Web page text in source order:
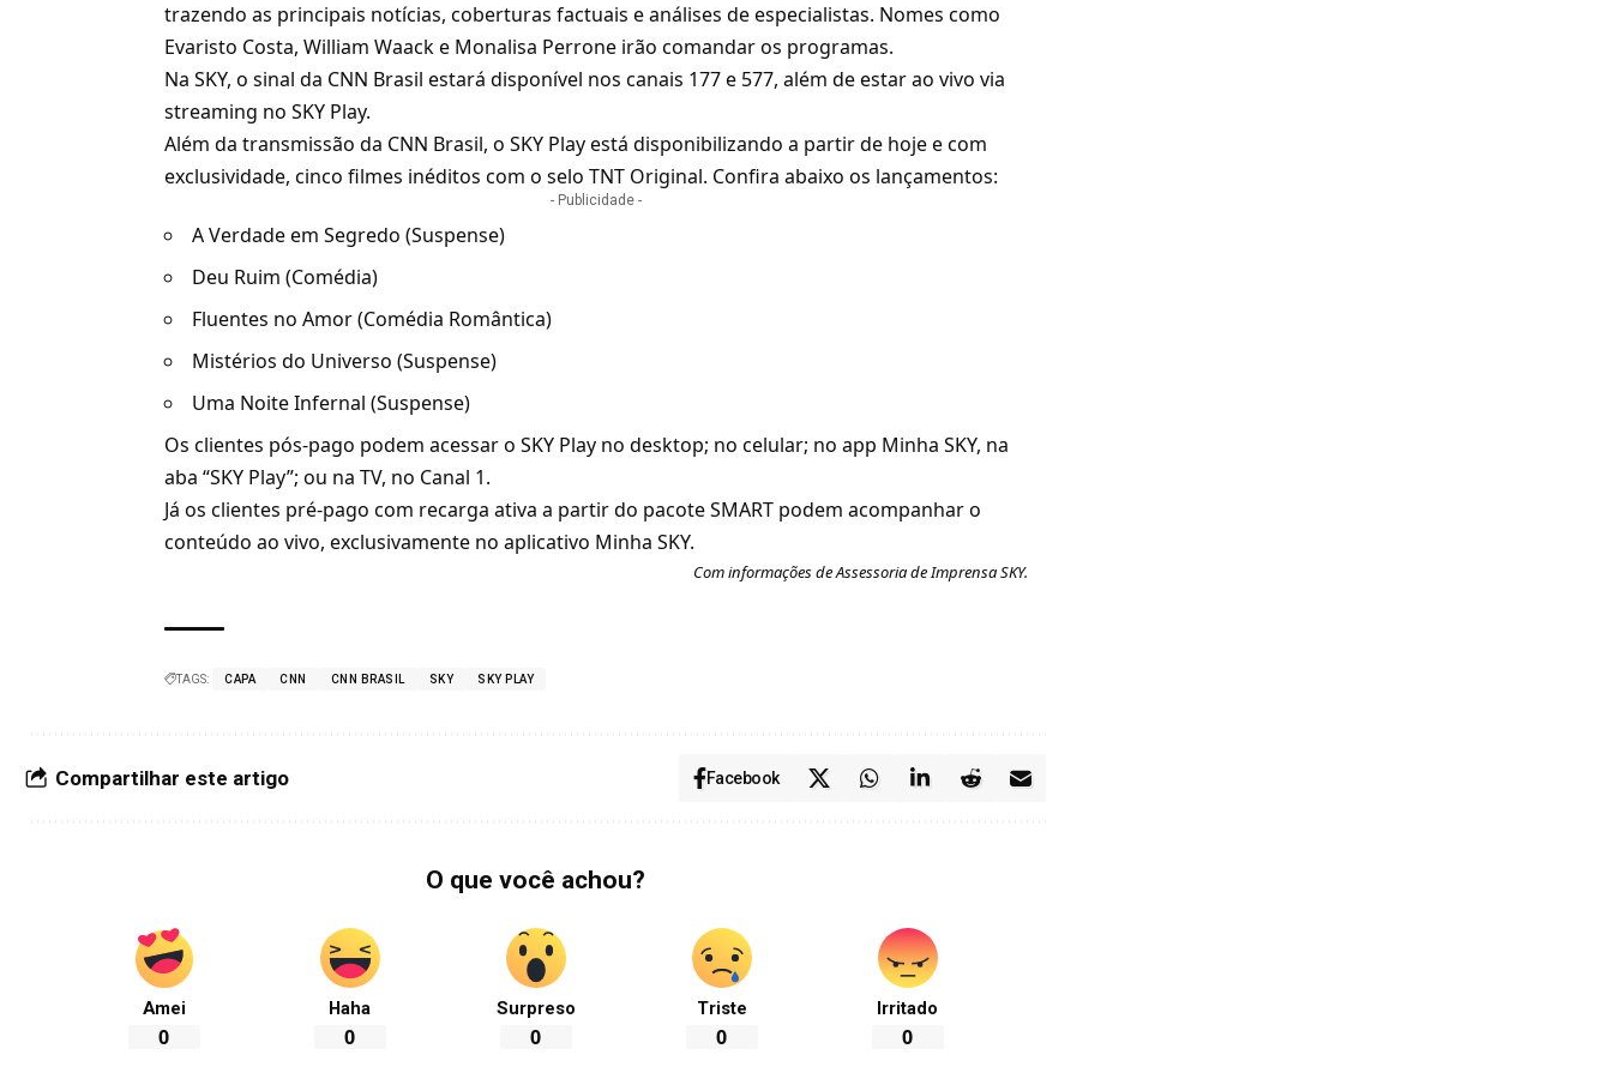
trazendo as principais notícias, coberturas factuais e análises de especialistas. Nomes como
Evaristo Costa, William Waack e Monalisa Perrone irão comandar os programas.
Na SKY, o sinal da CNN Brasil estará disponível nos canais 177 e 577, além de estar ao vivo via
streaming noSKY Play.
Além da transmissão da CNN Brasil, o SKY Play está disponibilizando a partir de hoje e com
exclusividade, cinco filmes inéditos com o seloTNT Original. Confira abaixo os lançamentos:
- Publicidade -
A Verdade em Segredo (Suspense)
Deu Ruim (Comédia)
Fluentes no Amor (Comédia Romântica)
Mistérios do Universo (Suspense)
Uma Noite Infernal (Suspense)
Osclientes pós-pago podem acessar o SKY Play no desktop; no celular; no app Minha SKY, na
aba “SKY Play”; ou na TV, no Canal 1.
Já os clientes pré-pago com recarga ativa a partir do pacote SMART podem acompanhar o
conteúdo ao vivo, exclusivamente no aplicativo Minha SKY.
Com informações de Assessoria de Imprensa SKY.
TAGS: CAPA CNN CNN BRASIL SKY SKY PLAY
Compartilhar este artigo Facebook
O que você achou?
Amei
0
Haha
0
Surpreso
0
Triste
0
Irritado
0